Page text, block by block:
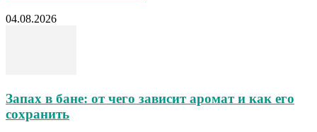
04.08.2026
Запах в бане: от чего зависит аромат и как его
сохранить